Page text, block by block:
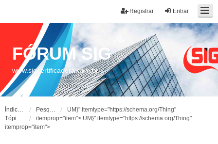
Entrar
Registrar
FÓRUM SIG
www.sigcertificadora.com.br
Índice do fórum Pesquisar
UM}" itemtype="https://schema.org/Thing"
itemprop="item">
Tópicos sem resposta
UM}" itemtype="https://schema.org/Thing"
itemprop="item">